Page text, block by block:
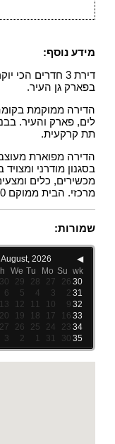
מידע נוסף:
בפארק גן העיר.
תת קרקעית.
הדירה מפוארת
בסגנון מודרני
מכשירים, כלים
מרכזי. הבית ממוקם 200 מטר מטיילת.
שמורות:
◀
August, 2026
wk
Su
Mo
Tu
We
30
26
27
28
29
30
31
2
3
4
5
6
32
9
10
11
12
13
33
16
17
18
19
20
34
23
24
25
26
27
35
30
31
1
2
3